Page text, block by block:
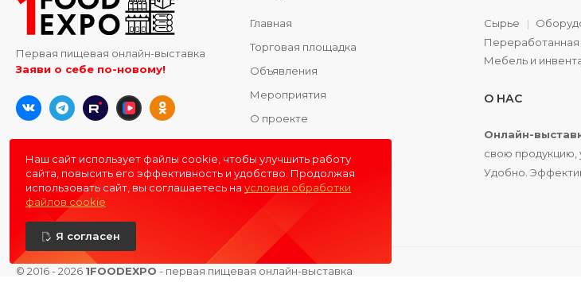
Первая пищевая онлайн-выставка
Заяви о себе по-новому!
Главная
Торговая площадка
Объявления
Мероприятия
О проекте
Контакты
Сырье
Переработанная
Мебель и
О НАС
Онлайн-
свою продукцию,
Удобно.
© 2016 - 2026 1FOODEXPO - первая пищевая онлайн-выставка
Наш сайт использует файлы cookie, чтобы улучшить работу
сайта, повысить его эффективность и удобство. Продолжая
использовать сайт, вы соглашаетесь на условия обработки
файлов cookie
Я согласен